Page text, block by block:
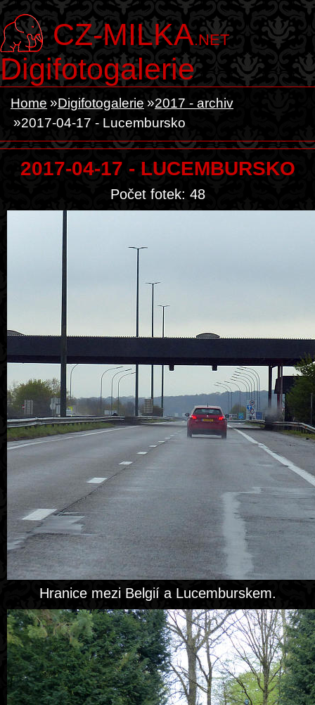
CZ-MILKA.NET
Digifotogalerie
Home Digifotogalerie
2017 - archiv
2017-04-17 - Lucembursko
2017-04-17 - LUCEMBURSKO
Počet fotek: 48
Hranice mezi Belgií a Lucemburskem.